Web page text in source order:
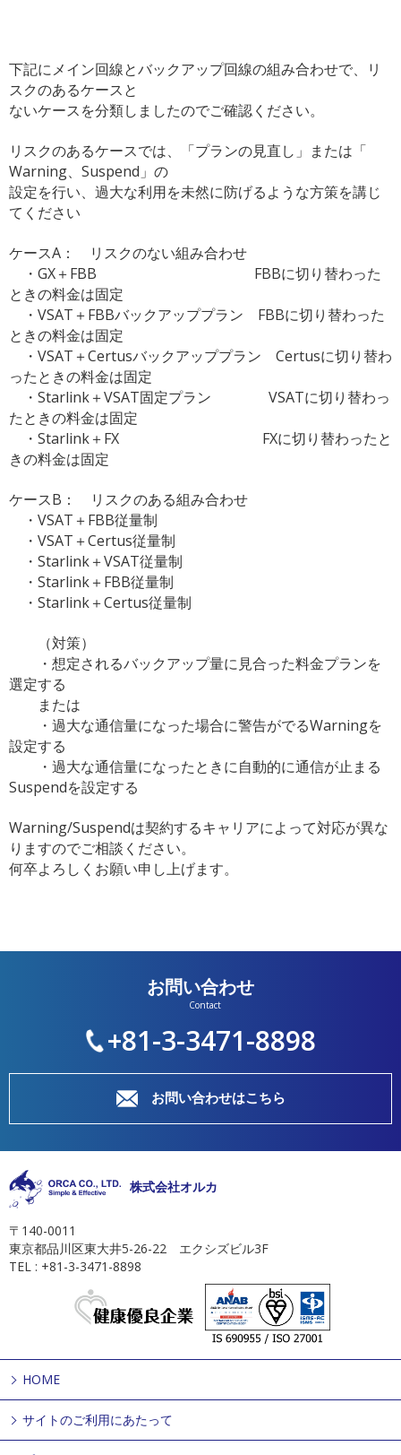
下記にメイン回線とバックアップ回線の組み合わせで、
リ
スクのあるケースと
ないケースを分類しましたのでご確認ください。
リスクのあるケースでは、「プランの見直し」または「
Warning、Suspend」の
設定を行い、 過大な利用を未然に防げるような方策を講じ
てください
ケースA： リスクのない組み合わせ
・GX＋FBB FBBに切り替わった
ときの料金は固定
・VSAT＋FBBバックアッププラン FBBに切り替わった
ときの料金は固定
・VSAT＋Certusバックアッププラン Certusに切り替わ
ったときの料金は固定
・Starlink＋VSAT固定プラン VSATに切り替わっ
たときの料金は固定
・Starlink＋FX FXに切り替わったと
きの料金は固定
ケースB： リスクのある組み合わせ
・VSAT＋FBB従量制
・VSAT＋Certus従量制
・Starlink＋VSAT従量制
・Starlink＋FBB従量制
・Starlink＋Certus従量制
（対策）
・想定されるバックアップ量に見合った料金プランを
選定する
または
・ 過大な通信量になった場合に警告がでるWarningを
設定する
・ 過大な通信量になったときに自動的に通信が止まる
Suspendを設定する
Warning/Suspendは契約するキャリアによって対応が異な
りますのでご相談ください。
何卒よろしくお願い申し上げます。
お問い合わせ
+81-3-3471-8898
お問い合わせはこちら
株式会社オルカ
〒140-0011
東京都品川区東大井5-26-22 エクシズビル3F
TEL : +81-3-3471-8898
HOME
サイトのご利用にあたって